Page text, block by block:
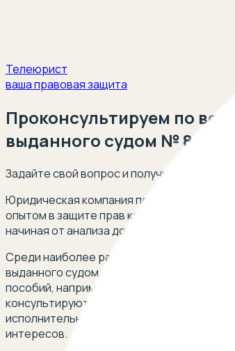
Телеюрист
ваша правовая защита
Проконсультируем по
выданного судом № 8
Задайте свой вопрос и получите ответ
Юридическая компания предлагает
опытом в защите прав клиентов при
начиная от анализа документации до
Среди наиболее распространенных
выданного судом, например, от
пособий, например, если вы забрали
консультируют по вопросам отражения
исполнительный лист поступил в
интересов.